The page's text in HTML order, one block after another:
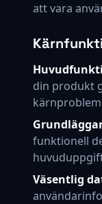
att vara
din produkt
funktionell
Väsentlig